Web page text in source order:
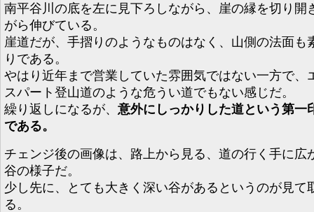
南平谷川の底を左に見下ろしながら、崖の縁を切り開
がら伸びている。
崖道だが、手摺りのようなものはなく、山側の法面も
りである。
やはり近年まで営業していた雰囲気ではない一方で、
スパート登山道のような危うい道でもない感じだ。
繰り返しになるが、 意外にしっかりした道という第一
である。
チェンジ後の画像は、路上から見る、道の行く手に広
谷の様子だ。
少し先に、とても大きく深い谷があるというのが見て
る。